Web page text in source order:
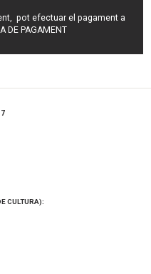
pot efectuar el pagament a
DE PAGAMENT
CULTURA):